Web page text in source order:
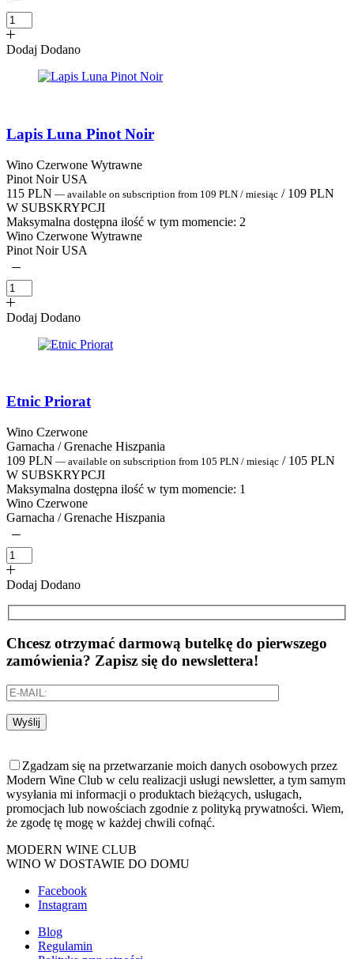
Dodaj Dodano
Lapis Luna Pinot Noir
Wino Czerwone Wytrawne
Pinot Noir USA
115 PLN — available on subscription from 109 PLN / miesiąc / 109 PLN
W SUBSKRYPCJI
Maksymalna dostępna ilość w tym momencie: 2
Wino Czerwone Wytrawne
Pinot Noir USA
Dodaj Dodano
Etnic Priorat
Wino Czerwone
Garnacha / Grenache Hiszpania
109 PLN — available on subscription from 105 PLN / miesiąc / 105 PLN
W SUBSKRYPCJI
Maksymalna dostępna ilość w tym momencie: 1
Wino Czerwone
Garnacha / Grenache Hiszpania
Dodaj Dodano
Chcesz otrzymać darmową butelkę do pierwszego
zamówienia? Zapisz się do newslettera!
Wyślij
Zgadzam się na przetwarzanie moich danych osobowych przez
Modern Wine Club w celu realizacji usługi newsletter, a tym samym
wysyłania mi informacji o produktach bieżących, usługach,
promocjach lub nowościach zgodnie z polityką prywatności. Wiem,
że zgodę tę mogę w każdej chwili cofnąć.
MODERN WINE CLUB
WINO W DOSTAWIE DO DOMU
Facebook
Instagram
Blog
Regulamin